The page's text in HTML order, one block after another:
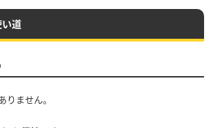
道
りません。